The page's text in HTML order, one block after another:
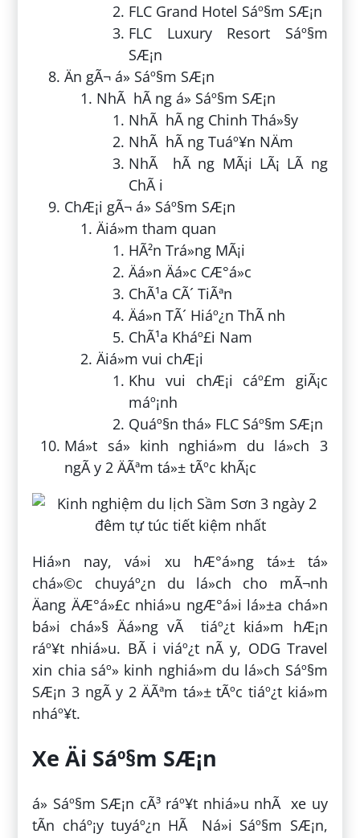
FLC Grand Hotel Sáº§m SÆ¡n
FLC Luxury Resort Sáº§m
SÆ¡n
Än gÃ¬ á» Sáº§m SÆ¡n
NhÃ hÃ ng á» Sáº§m SÆ¡n
NhÃ hÃ ng Chinh Thá»§y
NhÃ hÃ ng Tuáº¥n NÄm
NhÃ hÃ ng MÃ¡i LÃ¡ LÃ ng
ChÃ i
ChÆ¡i gÃ¬ á» Sáº§m SÆ¡n
Äiá»m tham quan
HÃ²n Trá»ng MÃ¡i
Äá»n Äá»c CÆ°á»c
ChÃ¹a CÃ´ TiÃªn
Äá»n TÃ´ Hiáº¿n ThÃ nh
ChÃ¹a Kháº£i Nam
Äiá»m vui chÆ¡i
Khu vui chÆ¡i cáº£m giÃ¡c
máº¡nh
Quáº§n thá» FLC Sáº§m SÆ¡n
Má»t sá» kinh nghiá»m du lá»ch 3
ngÃ y 2 ÄÃªm tá»± tÃºc khÃ¡c
Hiá»n nay, vá»i xu hÆ°á»ng tá»± tá»
chá»©c chuyáº¿n du lá»ch cho mÃ¬nh
Äang ÄÆ°á»£c nhiá»u ngÆ°á»i lá»±a chá»n
bá»i chá»§ Äá»ng vÃ tiáº¿t kiá»m hÆ¡n
ráº¥t nhiá»u. BÃ i viáº¿t nÃ y, ODG Travel
xin chia sáº» kinh nghiá»m du lá»ch Sáº§m
SÆ¡n 3 ngÃ y 2 ÄÃªm tá»± tÃºc tiáº¿t kiá»m
nháº¥t.
Xe Äi Sáº§m SÆ¡n
á» Sáº§m SÆ¡n cÃ³ ráº¥t nhiá»u nhÃ xe uy
tÃ­n cháº¡y tuyáº¿n HÃ Ná»i Sáº§m SÆ¡n,